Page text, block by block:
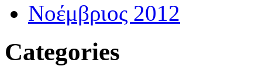
Νοέμβριος 2012
Categories